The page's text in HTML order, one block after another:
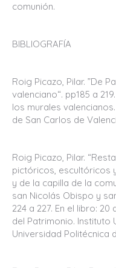
comunión.
BIBLIOGRAFÍA
Roig Picazo, Pilar. ”De
valenciano“. pp185 a
los murales
de San Carlos de
Roig Picazo, Pilar.
pictóricos, escultóricos
y de la capilla de la
san Nicolás Obispo y
224 a 227. En el libro:
del Patrimonio. Instituto
Universidad Politécnica